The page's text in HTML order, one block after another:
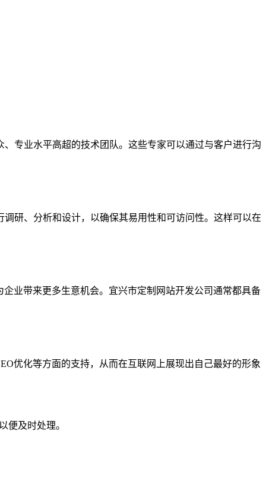
专业水平高超的技术团队。这些专家可以通过与客户进行沟
研、分析和设计，以确保其易用性和可访问性。这样可以在
业带来更多生意机会。宜兴市定制网站开发公司通常都具备
优化等方面的支持，从而在互联网上展现出自己最好的形象
便及时处理。